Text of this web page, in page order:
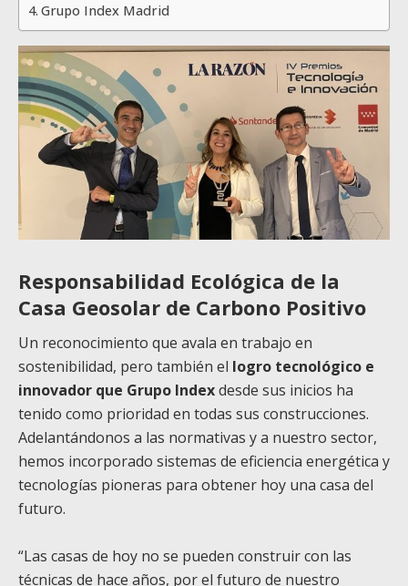
Grupo Index Madrid
Responsabilidad Ecológica de la
Casa Geosolar de Carbono Positivo
Un reconocimiento que avala en trabajo en
sostenibilidad, pero también el logro tecnológico e
innovador que Grupo Indexdesde sus inicios ha
tenido como prioridad en todas sus construcciones.
Adelantándonos a las normativas y a nuestro sector,
hemos incorporado sistemas de eficiencia energética y
tecnologías pioneras para obtener hoy una casa del
futuro.
“Las casas de hoy no se pueden construir con las
técnicas de hace años, por el futuro de nuestro